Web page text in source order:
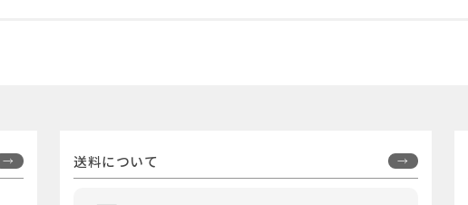
送料について